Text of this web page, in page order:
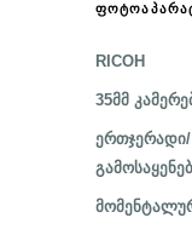
RICOH
35მმ